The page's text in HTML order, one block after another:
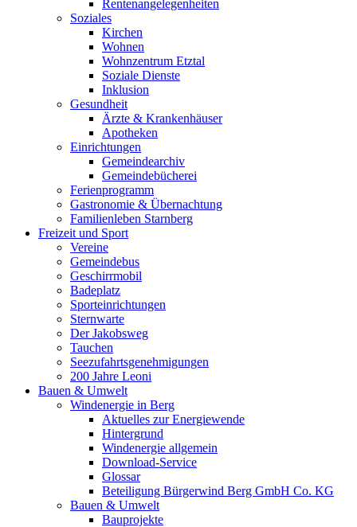
Rentenangelegenheiten
Soziales
Kirchen
Wohnen
Wohnzentrum Etztal
Soziale Dienste
Inklusion
Gesundheit
Ärzte & Krankenhäuser
Apotheken
Einrichtungen
Gemeindearchiv
Gemeindebücherei
Ferienprogramm
Gastronomie & Übernachtung
Familienleben Starnberg
Freizeit und Sport
Vereine
Gemeindebus
Geschirrmobil
Badeplatz
Sporteinrichtungen
Sternwarte
Der Jakobsweg
Tauchen
Seezufahrtsgenehmigungen
200 Jahre Leoni
Bauen & Umwelt
Windenergie in Berg
Aktuelles zur Energiewende
Hintergrund
Windenergie allgemein
Download-Service
Glossar
Beteiligung Bürgerwind Berg GmbH Co. KG
Bauen & Umwelt
Bauprojekte